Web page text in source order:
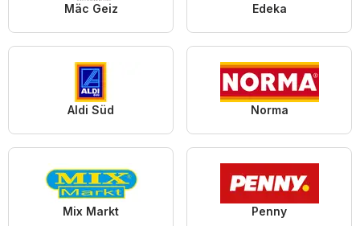
Mäc Geiz Edeka
Aldi Süd Norma
Mix Markt Penny